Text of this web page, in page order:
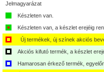
Jelmagyarázat
Készleten van.
Készleten van, a készlet erejéig
Új termékek, új színek akciós
Akciós kifutó termék, a készlet
Hamarosan érkező termék,